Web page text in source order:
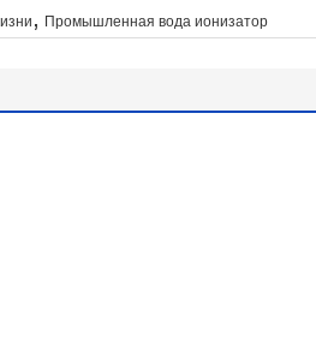
, Промышленная вода ионизатор